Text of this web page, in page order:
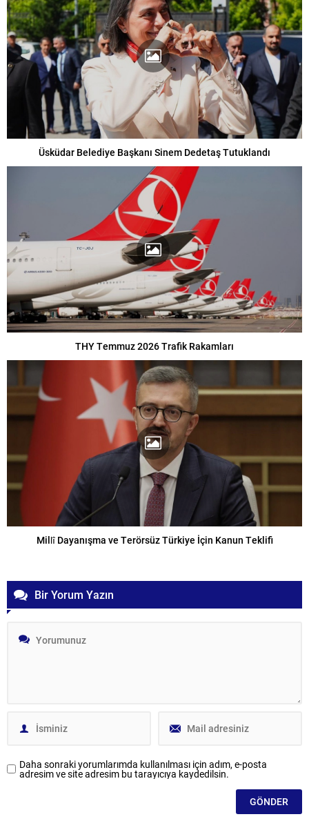
Üsküdar Belediye Başkanı Sinem Dedetaş Tutuklandı
THY Temmuz 2026 Trafik Rakamları
Millî Dayanışma ve Terörsüz Türkiye İçin Kanun Teklifi
Bir Yorum Yazın
Daha sonraki yorumlarımda kullanılması için adım, e-posta
adresim ve site adresim bu tarayıcıya kaydedilsin.